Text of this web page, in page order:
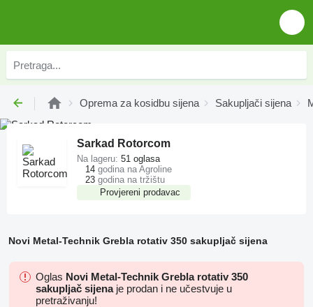
Oprema za kosidbu sijena Sakupljači sijena
Sarkad Rotorcom
Provjereni prodavac
Na lageru: 51 oglasa
14 godina na Agroline
23 godina na tržištu
Novi Metal-Technik Grebla rotativ 350 sakupljač sijena
Oglas Novi Metal-Technik Grebla rotativ 350
sakupljač sijenaje prodan i ne učestvuje u
pretraživanju!